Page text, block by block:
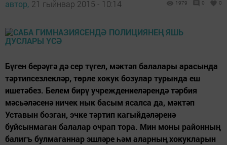
автор, 21 гыйнвар 2015 - 10:14 1979 0 0
Бүген берәүгә дә сер түгел, мәктәп балалары арасында
тәртипсезлекләр, төрле хокук бозулар турында еш
ишетәбез. Белем бирү учреждениеләрендә тәрбия
мәсьәләсенә ничек нык басым ясалса да, мәктәп
Уставын бозган, эчке тәртип кагыйдәләренә
буйсынмаган балалар очрап тора. Мин моны районның
балигъ булмаганнар эшләре һәм аларның хокукларын